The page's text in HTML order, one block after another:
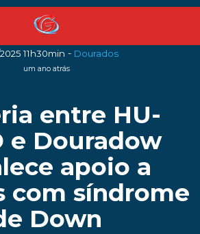
11h30min - Dourados
um ano atrás
entre HU-
e Douradow
apoio a
com síndrome
Down